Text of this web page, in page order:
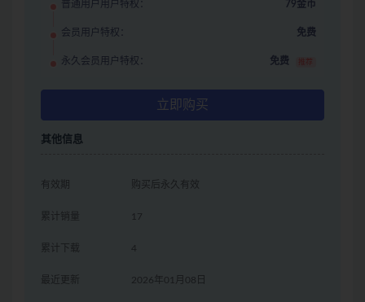
普通用户用户特权： 79金币
会员用户特权： 免费
永久会员用户特权： 免费 推荐
立即购买
其他信息
有效期 购买后永久有效
累计销量 17
累计下载 4
最近更新 2026年01月08日